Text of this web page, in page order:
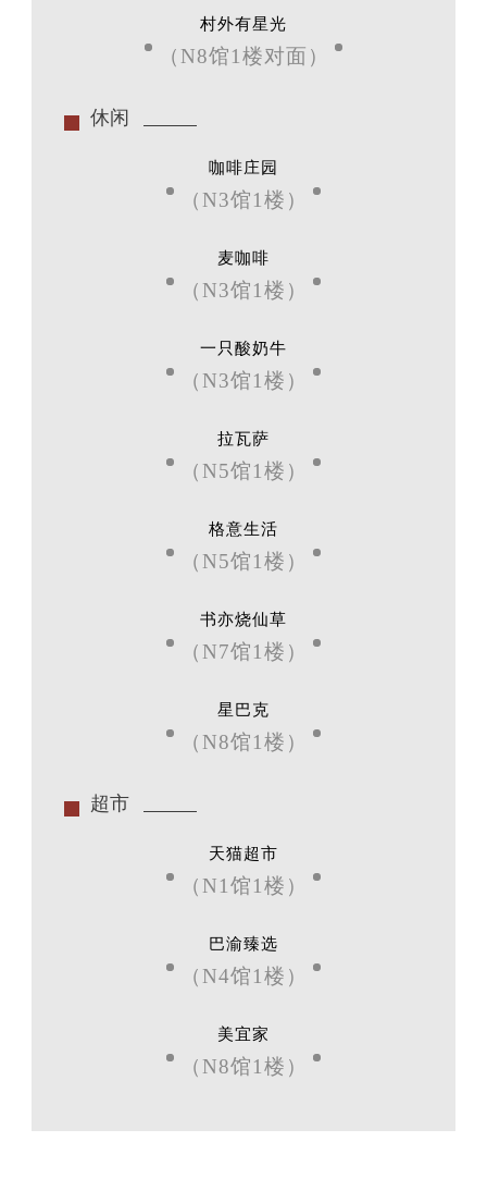
村外有星光
（N8馆1楼对面）
休闲
咖啡庄园
（N3馆1楼）
麦咖啡
（N3馆1楼）
一只酸奶牛
（N3馆1楼）
拉瓦萨
（N5馆1楼）
格意生活
（N5馆1楼）
书亦烧仙草
（N7馆1楼）
星巴克
（N8馆1楼）
超市
天猫超市
（N1馆1楼）
巴渝臻选
（N4馆1楼）
美宜家
（N8馆1楼）